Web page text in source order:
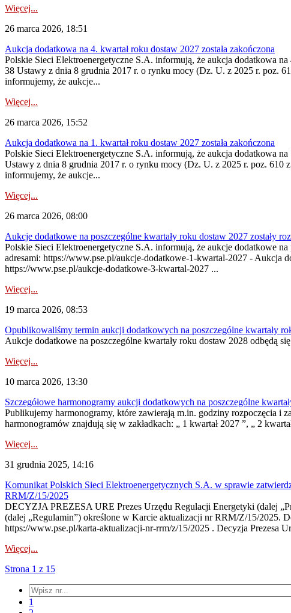
Więcej...
26 marca 2026, 18:51
Aukcja dodatkowa na 4. kwartał roku dostaw 2027 została zakończona
Polskie Sieci Elektroenergetyczne S.A. informują, że aukcja dodatkowa
38 Ustawy z dnia 8 grudnia 2017 r. o rynku mocy (Dz. U. z 2025 r. poz.
informujemy, że aukcje...
Więcej...
26 marca 2026, 15:52
Aukcja dodatkowa na 1. kwartał roku dostaw 2027 została zakończona
Polskie Sieci Elektroenergetyczne S.A. informują, że aukcja dodatkowa
Ustawy z dnia 8 grudnia 2017 r. o rynku mocy (Dz. U. z 2025 r. poz. 610
informujemy, że aukcje...
Więcej...
26 marca 2026, 08:00
Aukcje dodatkowe na poszczególne kwartały roku dostaw 2027 zostały
Polskie Sieci Elektroenergetyczne S.A. informują, że aukcje dodatkowe
adresami: https://www.pse.pl/aukcje-dodatkowe-1-kwartal-2027 - Aukcja
https://www.pse.pl/aukcje-dodatkowe-3-kwartal-2027 ...
Więcej...
19 marca 2026, 08:53
Opublikowaliśmy termin aukcji dodatkowych na poszczególne kwartały
Aukcje dodatkowe na poszczególne kwartały roku dostaw 2028 odbędą
Więcej...
10 marca 2026, 13:30
Szczegółowe harmonogramy aukcji dodatkowych na poszczególne
Publikujemy harmonogramy, które zawierają m.in. godziny rozpoczęcia i
harmonogramów znajdują się w zakładkach: „ 1 kwartał 2027 ”, „ 2
Więcej...
31 grudnia 2025, 14:16
Komunikat Polskich Sieci Elektroenergetycznych S.A. w sprawie
RRM/Z/15/2025
DECYZJA PREZESA URE Prezes Urzędu Regulacji Energetyki (dalej
(dalej „Regulamin”) określone w Karcie aktualizacji nr RRM/Z/15/2025.
https://www.pse.pl/karta-aktualizacji-nr-rrm/z/15/2025 . Decyzja Prezesa
Więcej...
Strona 1 z 15
1